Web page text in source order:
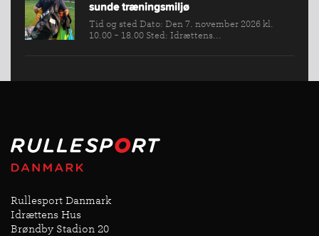
sunde træningsmiljø
Tid og sted Dato: Den 7. november 2026 kl.
10.00 - 18.00 Sted: Idrættens...
Rullesport Danmark
Idrættens Hus
Brøndby Stadion 20